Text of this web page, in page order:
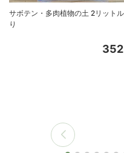
サボテン・多肉植物の土 2リットル入
り
352